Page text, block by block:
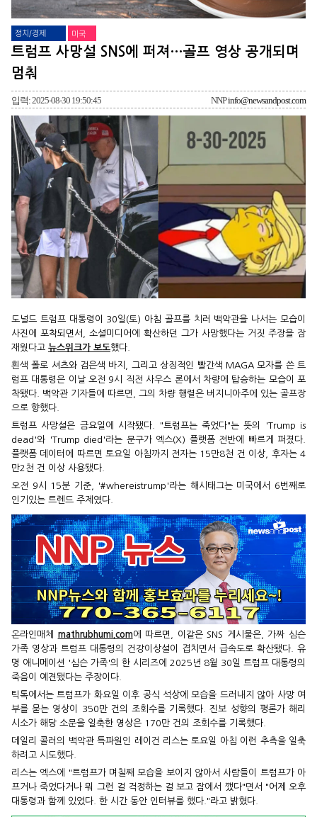
정치/경제 미국
트럼프 사망설 SNS에 퍼져…골프 영상 공개되며
멈춰
입력: 2025-08-30 19:50:45 NNPinfo@newsandpost.com
도널드 트럼프 대통령이 30일(토) 아침 골프를 치러 백악관을 나서는 모습이
사진에 포착되면서, 소셜미디어에 확산하던 그가 사망했다는 거짓 주장을 잠
재웠다고 뉴스위크가 보도했다.
흰색 폴로 셔츠와 검은색 바지, 그리고 상징적인 빨간색 MAGA 모자를 쓴 트
럼프 대통령은 이날 오전 9시 직전 사우스 론에서 차량에 탑승하는 모습이 포
착됐다. 백악관 기자들에 따르면, 그의 차량 행렬은 버지니아주에 있는 골프장
으로 향했다.
트럼프 사망설은 금요일에 시작됐다. "트럼프는 죽었다"는 뜻의 'Trump is
dead'와 'Trump died'라는 문구가 엑스(X) 플랫폼 전반에 빠르게 퍼졌다.
플랫폼 데이터에 따르면 토요일 아침까지 전자는 15만8천 건 이상, 후자는 4
만2천 건 이상 사용됐다.
오전 9시 15분 기준, '#whereistrump'라는 해시태그는 미국에서 6번째로
인기있는 트렌드 주제였다.
온라인매체 mathrubhumi.com에 따르면, 이같은 SNS 게시물은, 가짜 심슨
가족 영상과 트럼프 대통령의 건강이상설이 겹치면서 급속도로 확산됐다. 유
명 애니메이션 '심슨 가족'의 한 시리즈에 2025년 8월 30일 트럼프 대통령의
죽음이 예견됐다는 주장이다.
틱톡에서는 트럼프가 화요일 이후 공식 석상에 모습을 드러내지 않아 사망 여
부를 묻는 영상이 350만 건의 조회수를 기록했다. 진보 성향의 평론가 해리
시소가 해당 소문을 일축한 영상은 170만 건의 조회수를 기록했다.
데일리 콜러의 백악관 특파원인 레이건 리스는 토요일 아침 이런 추측을 일축
하려고 시도했다.
리스는 엑스에 "트럼프가 며칠째 모습을 보이지 않아서 사람들이 트럼프가 아
프거나 죽었다거나 뭐 그런 걸 걱정하는 걸 보고 잠에서 깼다"면서 "어제 오후
대통령과 함께 있었다. 한 시간 동안 인터뷰를 했다."라고 밝혔다.